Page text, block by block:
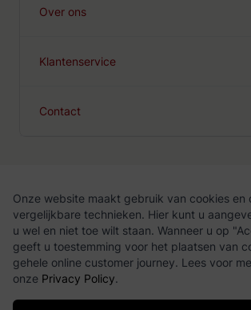
Onze website maakt gebruik van cookies en
vergelijkbare technieken. Hier kunt u
u wel en niet toe wilt staan. Wanneer u op
geeft u toestemming voor het plaatsen van
gehele online customer journey. Lees voor
onze Privacy Policy.
Over ons
Klantenservice
Contact
Algemene voorwaarden Privacy Policy